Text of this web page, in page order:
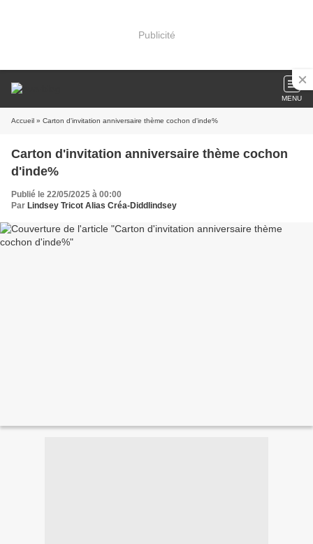
Publicité
MENU
Accueil » Carton d'invitation anniversaire thème cochon d'inde%
Carton d'invitation anniversaire thème cochon
d'inde%
Publié le 22/05/2025 à 00:00
Par Lindsey Tricot Alias Créa-Diddlindsey